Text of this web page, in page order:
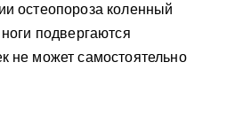
остеопороза коленный
подвергаются
не может самостоятельно